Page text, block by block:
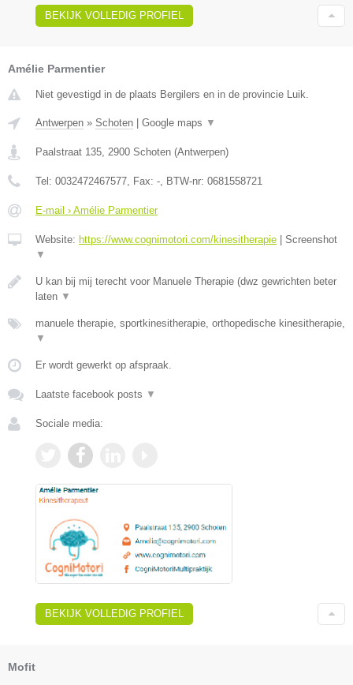
BEKIJK VOLLEDIG PROFIEL
Amélie Parmentier
Niet gevestigd in de plaats Bergilers en in de provincie Luik.
Antwerpen » Schoten | Google maps ▼
Paalstraat 135 2900 Schoten (Antwerpen)
Tel: 0032472467577 , Fax: - , BTW-nr: 0681558721
E-mail › Amélie Parmentier
Website: https://www.cognimotori.com/kinesitherapie | Screenshot
▼
U kan bij mij terecht voor Manuele Therapie (dwz gewrichten beter
laten ▼
manuele therapie, sportkinesitherapie, orthopedische kinesitherapie,
▼
Er wordt gewerkt op afspraak.
Laatste facebook posts ▼
Sociale media:
BEKIJK VOLLEDIG PROFIEL
Mofit